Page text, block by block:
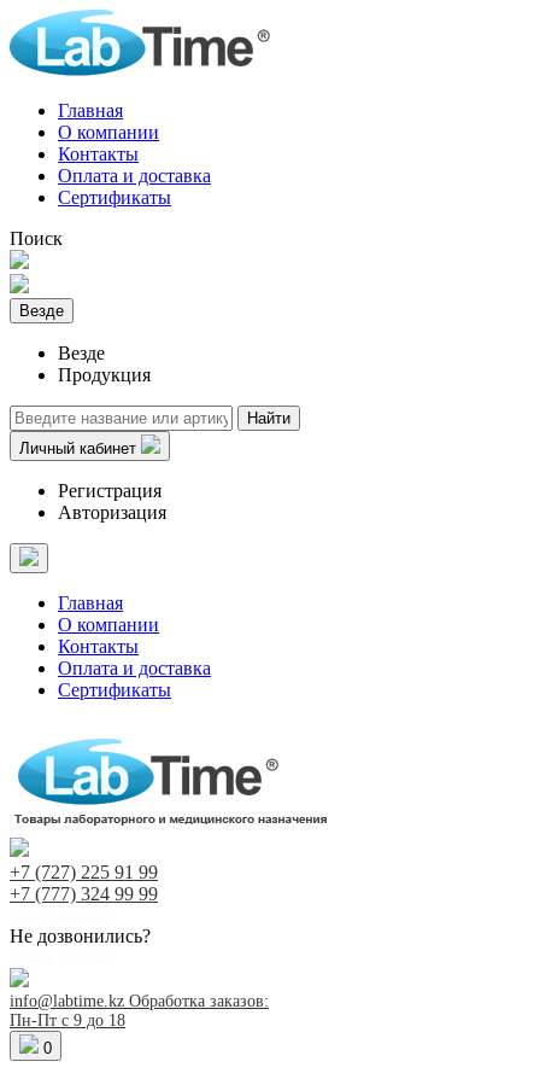
Главная
О компании
Контакты
Оплата и доставка
Сертификаты
Поиск
Везде
Везде
Продукция
Найти
Личный кабинет
Регистрация
Авторизация
Главная
О компании
Контакты
Оплата и доставка
Сертификаты
+7 (727) 225 91 99
+7 (777) 324 99 99
Не дозвонились?
info@labtime.kz Обработка заказов:
Пн-Пт с 9 до 18
0